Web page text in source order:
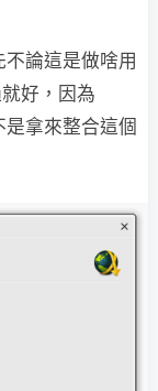
論這是做啥用
好，因為
拿來整合這個